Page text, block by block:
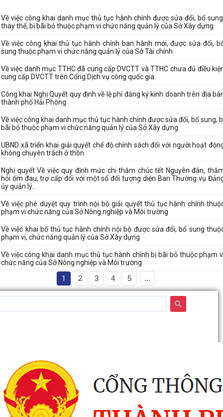
Về việc công khai danh mục thủ tục hành chính được sửa đổi, bổ
thay thế, bị bãi bỏ thuộc phạm vi chức năng quản lý của Sở Xây dựng
Về việc công khai thủ tục hành chính ban hành mới, được sửa đổi,
sung thuộc phạm vi chức năng quản lý của Sở Tài chính
Về việc danh mục TTHC đã cung cấp DVCTT và TTHC chưa đủ điều
cung cấp DVCTT trên Cổng Dịch vụ công quốc gia
Công khai Nghị Quyết quy định về lệ phí đăng ký kinh doanh trên địa
thành phố Hải Phòng
Về việc công khai danh mục thủ tục hành chính được sửa đổi, bổ sung,
bãi bỏ thuộc phạm vi chức năng quản lý của Sở Xây dựng
UBND xã triển khai giải quyết chế độ chính sách đối với người hoạt
không chuyên trách ở thôn
Nghị quyết Về việc quy định mức chi thăm chúc tết Nguyên đán,
hỏi ốm đau, trợ cấp đối với một số đối tượng diện Ban Thường vụ
ủy quản lý...
Về việc phê duyệt quy trình nội bộ giải quyết thủ tục hành chính
phạm vi chức năng của Sở Nông nghiệp và Môi trường
Về việc khai bố thủ tục hành chính nội bộ được sửa đổi, bổ sung
phạm vi, chức năng quản lý của Sở Xây dựng
Về việc công khai danh mục thủ tục hành chính bị bãi bỏ thuộc phạm
chức năng của Sở Nông nghiệp và Môi trường
1 2 3 4 5 ...